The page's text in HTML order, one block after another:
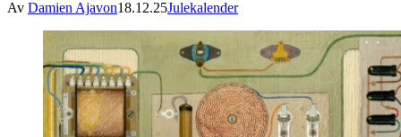
Av Damien Ajavon18.12.25Julekalender